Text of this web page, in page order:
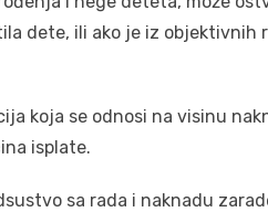
dete, ili ako je iz objektivnih
koja se odnosi na visinu
isplate.
sa rada i naknadu